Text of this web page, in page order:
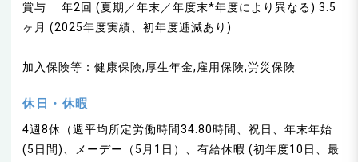
賞与 年2回 (夏期／年末／年度末*年度により異なる) 3.5
ヶ月 (2025年度実績、初年度逓減あり)
加入保険等：健康保険,厚生年金,雇用保険,労災保険
休日・休暇
4週8休（週平均所定労働時間34.80時間、祝日、年末年始
(5日間)、メーデー（5月1日）、有給休暇 (初年度10日、最